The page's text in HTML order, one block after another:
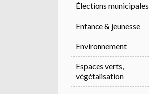
Élections municipales
Enfance & jeunesse
Environnement
Espaces verts,
végétalisation